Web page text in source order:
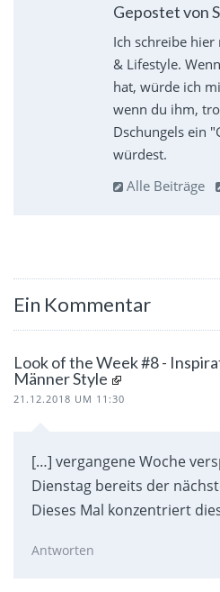
Gepostet von
Ich schreibe
& Lifestyle.
hat, würde ich
wenn du ihm,
Dschungels ein
würdest.
Alle Beiträge
Ein Kommentar
Look of the Week #8 -
Männer Style
21.12.2018 UM 11:30
[…] vergangene Woche
Dienstag bereits der
Dieses Mal konzentriert
Antworten